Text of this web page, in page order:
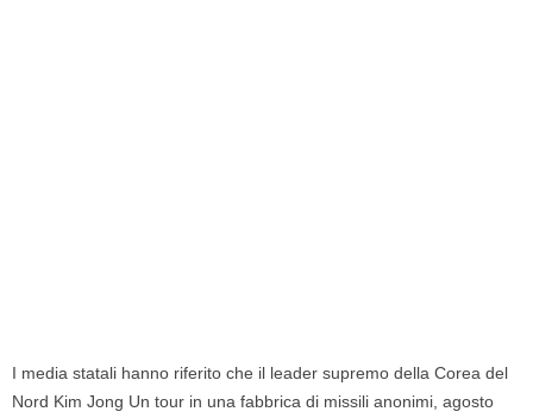
I media statali hanno riferito che il leader supremo della Corea del
Nord Kim Jong Un tour in una fabbrica di missili anonimi, agosto